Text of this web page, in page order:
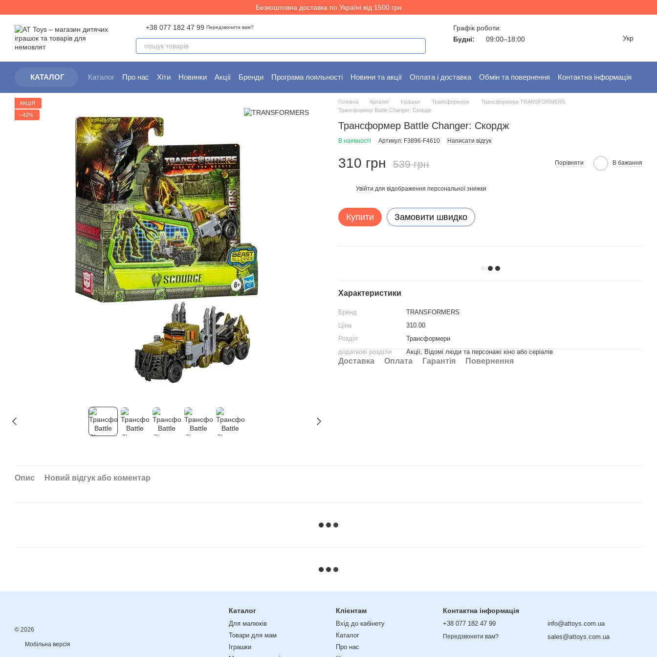
Безкоштовна доставка по Україні від 1500 грн
+38 077 182 47 99 Передзвонити вам?
Графік роботи:
Будні:
09:00–18:00 Укр
КАТАЛОГ Каталог Про нас Хіти Новинки Акції Бренди Програма лояльності Новини та акції Оплата і доставка Обмін та повернення
Контактна інформація
АКЦІЯ
−42%
Головна Каталог Іграшки Трансформери
Трансформери TRANSFORMERS
Трансформер Battle Changer: Скордж
Трансформер Battle Changer: Скордж
В наявності Артикул: F3896-F4610 Написати відгук
310 грн 539 грн Порівняти В бажання
Увійти для відображення персональної знижки
Купити Замовити швидко
Характеристики
Бренд
TRANSFORMERS
Ціна
310.00
Розділ
Трансформери
додаткові розділи
Акції, Відомі люди та персонажі кіно або серіалів
Доставка Оплата Гарантія Повернення
Опис Новий відгук або коментар
© 2026
Мобільна версія
Каталог
Для малюків
Товари для мам
Іграшки
Клієнтам
Вхід до кабінету
Каталог
Про нас
Контактна інформація
+38 077 182 47 99
Передзвонити вам?
info@attoys.com.ua
sales@attoys.com.ua